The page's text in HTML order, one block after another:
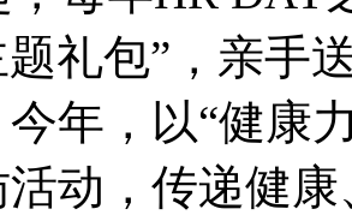
题礼包”，亲手
年，以“健康
动，传递健